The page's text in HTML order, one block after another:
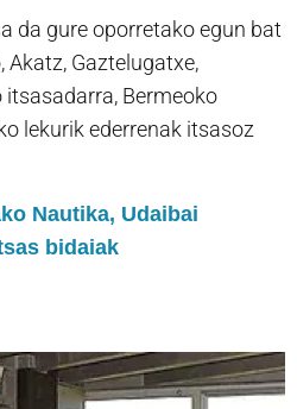
da gure oporretako egun bat
Akatz, Gaztelugatxe,
Bermeoko
lekurik ederrenak itsasoz
Nautika, Udaibai
bidaiak